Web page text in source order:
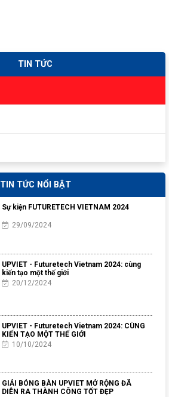
TIN TỨC
TIN TỨC NỔI BẬT
Sự kiện FUTURETECH VIETNAM 2024
29/09/2024
UPVIET - Futuretech Vietnam 2024: cùng
kiến tạo một thế giới
20/12/2024
UPVIET - Futuretech Vietnam 2024: CÙNG
KIẾN TẠO MỘT THẾ GIỚI
10/10/2024
GIẢI BÓNG BÀN UPVIET MỞ RỘNG ĐÃ
DIỄN RA THÀNH CÔNG TỐT ĐẸP